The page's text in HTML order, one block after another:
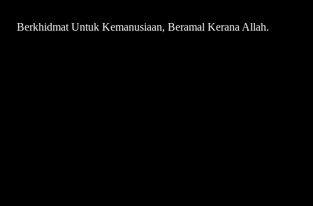
Berkhidmat Untuk Kemanusiaan, Beramal Kerana Allah.